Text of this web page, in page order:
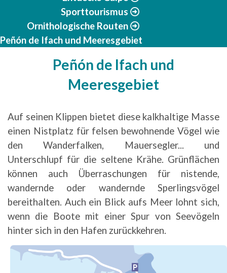
Sporttourismus
Ornithologische Routen
Peñón de Ifach und Meeresgebiet
Peñón de Ifach und
Meeresgebiet
Auf seinen Klippen bietet diese kalkhaltige Masse
einen Nistplatz für felsen bewohnende Vögel wie
den Wanderfalken, Mauersegler... und
Unterschlupf für die seltene Krähe. Grünflächen
können auch Überraschungen für nistende,
wandernde oder wandernde Sperlingsvögel
bereithalten. Auch ein Blick aufs Meer lohnt sich,
wenn die Boote mit einer Spur von Seevögeln
hinter sich in den Hafen zurückkehren.
Bild